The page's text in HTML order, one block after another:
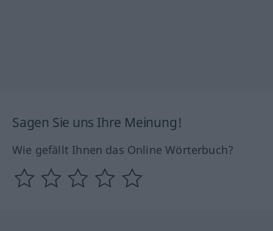
Sagen Sie uns Ihre Meinung!
Wie gefällt Ihnen das Online Wörterbuch?